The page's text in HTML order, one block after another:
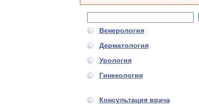
Форма поиска
Поиск
Венерология
Дерматология
Урология
Гинекология
Консультация врача